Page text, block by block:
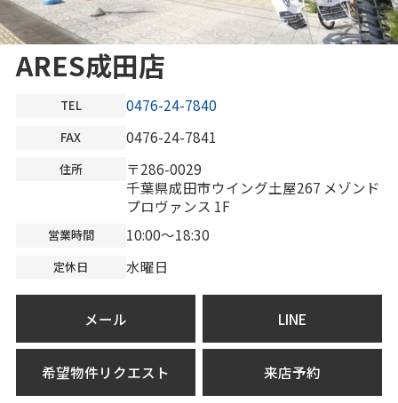
ARES成田店
TEL 0476-24-7840
FAX 0476-24-7841
住所
〒286-0029
千葉県成田市ウイング土屋267 メゾンド
プロヴァンス 1F
営業時間 10:00～18:30
定休日 水曜日
メール LINE
希望物件リクエスト 来店予約